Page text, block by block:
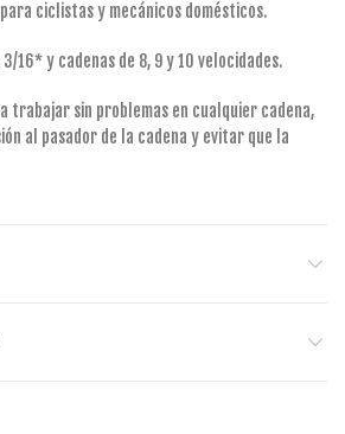
ciclistas y mecánicos domésticos.
16* y cadenas de 8, 9 y 10 velocidades.
trabajar sin problemas en cualquier cadena,
al pasador de la cadena y evitar que la